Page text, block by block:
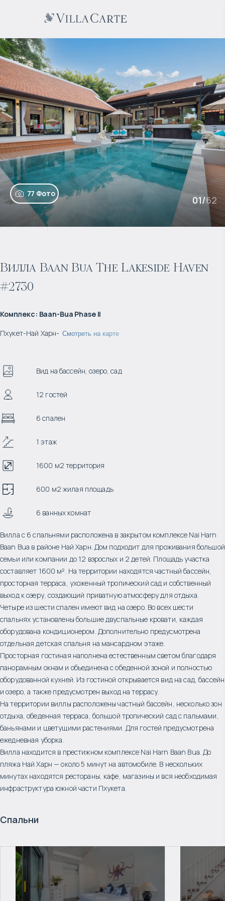
77 Фото
01/62
Вилла Baan Bua The Lakeside Haven
#2730
Комплекс: Baan-Bua Phase II
Пхукет-Най Харн- Смотреть на карте
Вид на бассейн, озеро, сад
12 гостей
6 спален
1 этаж
1600 м2 территория
600 м2 жилая площадь
6 ванных комнат
Вилла с 6 спальнями расположена в закрытом комплексе Nai Harn
Baan Bua в районе Най Харн. Дом подходит для проживания большой
семьи или компании до 12 взрослых и 2 детей. Площадь участка
составляет 1600 м². На территории находятся частный бассейн,
просторная терраса, ухоженный тропический сад и собственный
выход к озеру, создающий приватную атмосферу для отдыха.
Четыре из шести спален имеют вид на озеро. Во всех шести
спальнях установлены большие двуспальные кровати, каждая
оборудована кондиционером. Дополнительно предусмотрена
отдельная детская спальня на мансардном этаже.
Просторная гостиная наполнена естественным светом благодаря
панорамным окнам и объединена с обеденной зоной и полностью
оборудованной кухней. Из гостиной открывается вид на сад, бассейн
и озеро, а также предусмотрен выход на террасу.
На территории виллы расположены частный бассейн, несколько зон
отдыха, обеденная терраса, большой тропический сад с пальмами,
баньянами и цветущими растениями. Для гостей предусмотрена
ежедневная уборка.
Вилла находится в престижном комплексе Nai Harn Baan Bua. До
пляжа Най Харн — около 5 минут на автомобиле. В нескольких
минутах находятся рестораны, кафе, магазины и вся необходимая
инфраструктура южной части Пхукета.
Спальни